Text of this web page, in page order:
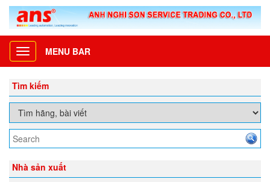
Toggle
navigation
MENU BAR
Tìm kiếm
Nhà sản xuất